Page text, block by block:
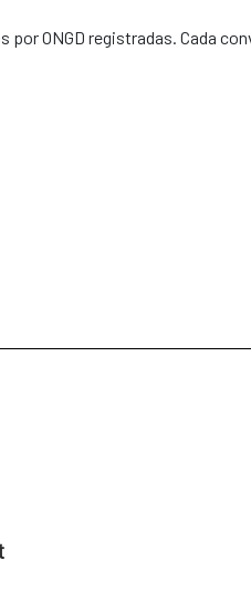
por ONGD registradas. Cada